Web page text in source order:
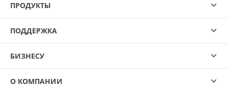
ПРОДУКТЫ
ПОДДЕРЖКА
БИЗНЕСУ
О КОМПАНИИ